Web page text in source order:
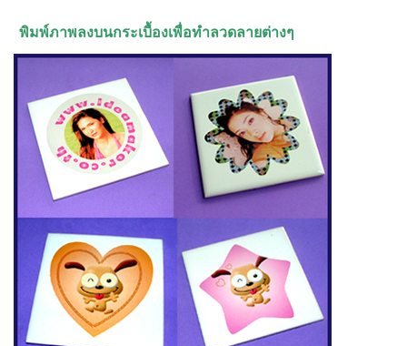
พิมพ์ภาพลงบนกระเบื้องเพื่อทำลวดลายต่างๆ